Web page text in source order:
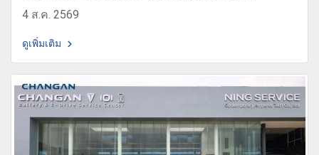
4 ส.ค. 2569
ดูเพิ่มเติม